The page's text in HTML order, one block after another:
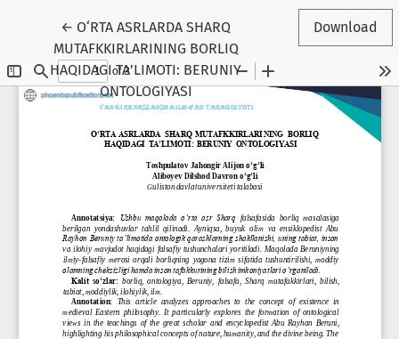
← Return to Article Details
O‘RTA ASRLARDA SHARQ
MUTAFKKIRLARINING BORLIQ
HAQIDAGI TA’LIMOTI: BERUNIY
ONTOLOGIYASI
Download